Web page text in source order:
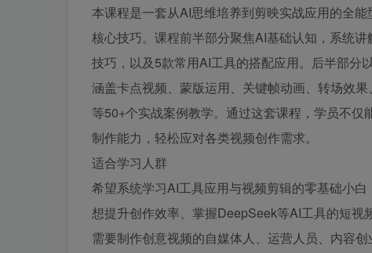
本课程是一套从AI思维培养到剪映实战应用的全
核心技巧。课程前半部分聚焦AI基础认知，系统
技巧，以及5款常用AI工具的搭配应用。后半部分
涵盖卡点视频、蒙版运用、关键帧动画、转场效
等50+个实战案例教学。通过这套课程，学员不
制作能力，轻松应对各类视频创作需求。
适合学习人群
希望系统学习AI工具应用与视频剪辑的零基础小白
想提升创作效率、掌握DeepSeek等AI工具的短视
需要制作创意视频的自媒体人、运营人员、内容创